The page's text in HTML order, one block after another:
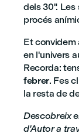
dels 30".
procés
Et convidem
en l'univers
Recorda:
febrer. Fes
la resta de
Descobreix
d'Autor a